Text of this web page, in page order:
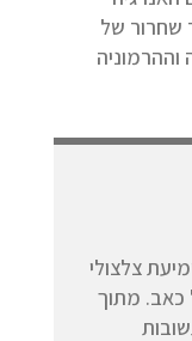
שחרור של
שמיעת צלצולי
כאב. מתוך